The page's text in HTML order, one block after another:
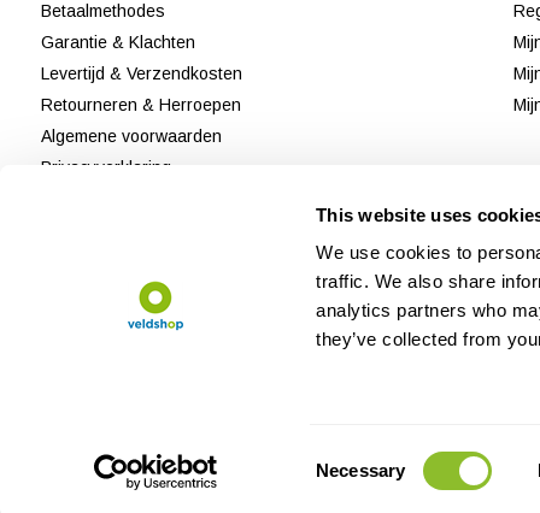
This website uses
We use cookies to
traffic. We also share
analytics partners who
they’ve collected from
Necessary
Betaalmethodes
Garantie & Klachten
Levertijd & Verzendkosten
Retourneren & Herroepen
Algemene voorwaarden
Privacyverklaring